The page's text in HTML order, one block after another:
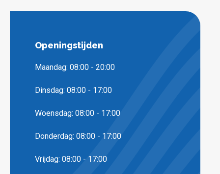
Openingstijden
Maandag: 08:00 - 20:00
Dinsdag: 08:00 - 17:00
Woensdag: 08:00 - 17:00
Donderdag: 08:00 - 17:00
Vrijdag: 08:00 - 17:00